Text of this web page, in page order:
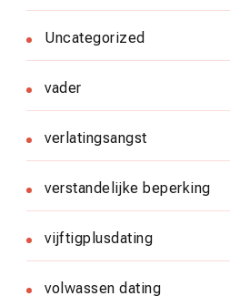
Uncategorized
vader
verlatingsangst
verstandelijke beperking
vijftigplusdating
volwassen dating